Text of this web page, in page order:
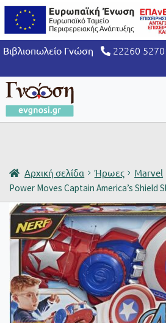
Βιβλιοπωλείο Γνώση 22260
Αρχική σελίδα Ήρωες Marvel
Power Moves Captain America’s Shield